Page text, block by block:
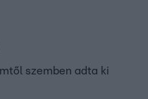
szemben adta ki